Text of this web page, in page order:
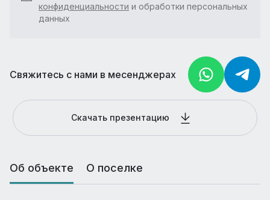
конфиденциальности и обработки персональных
данных
Свяжитесь с нами в месенджерах
Скачать презентацию
Об объекте О поселке